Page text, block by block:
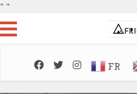
" "
FR